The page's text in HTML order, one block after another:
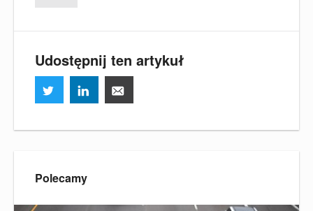
Udostępnij ten artykuł
Polecamy